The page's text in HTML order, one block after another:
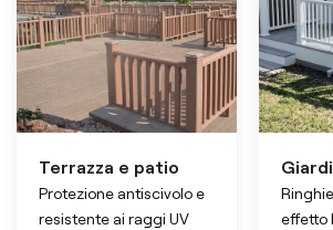
Terrazza e patio
Protezione antiscivolo e
resistente ai raggi UV
effetto